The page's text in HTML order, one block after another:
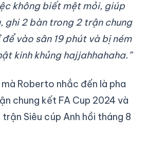
không biết mệt mỏi, giúp
ghi 2 bàn trong 2 trận chung
vào sân 19 phút và bị ném
kinh khủng hajjahhahaha.”
Roberto nhắc đến là pha
chung kết FA Cup 2024 và
Siêu cúp Anh hồi tháng 8